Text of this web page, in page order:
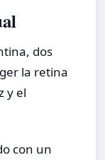
dos
la retina
y el
con un